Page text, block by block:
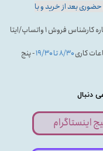
دنبال
بعد از خرید و با
در صورت نیاز به پیش فاکتور و پرداخت کارت به کارت با شماره کارشناس فروش ۱ واتساپ/ایتا
کاری۸/۳۰ تا ۱۹/۳۰
- پنج
اینستاگرام